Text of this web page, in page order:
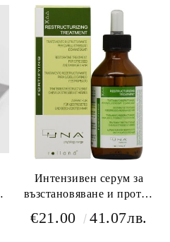
Интензивен серум за
възстановяване и против
Rolland UNA
€21.00 41.07лв.